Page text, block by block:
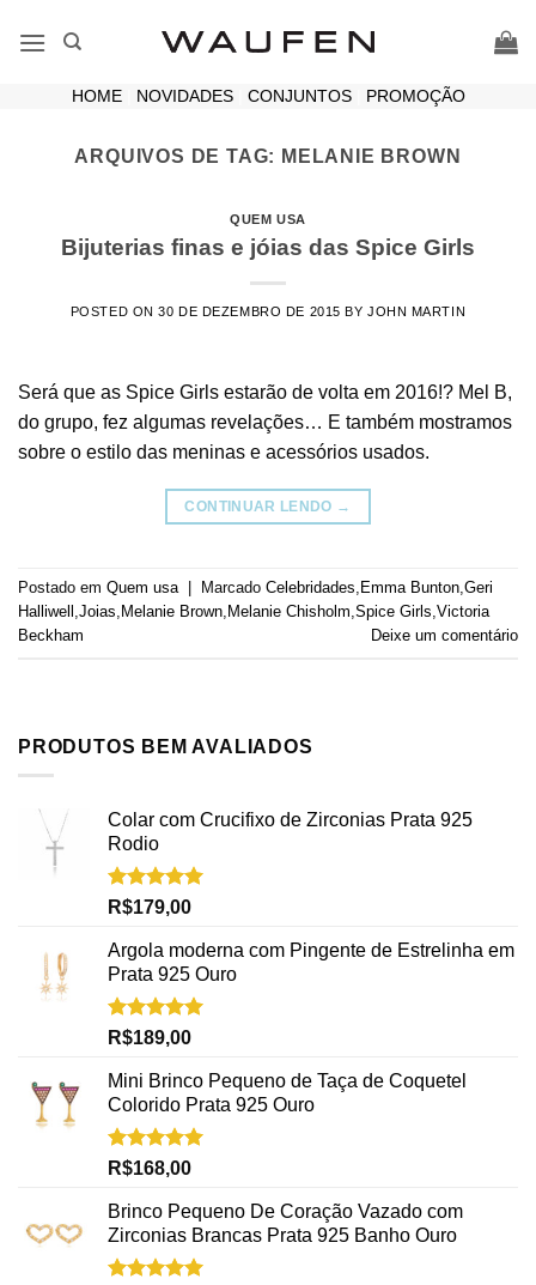
HOME| NOVIDADES| CONJUNTOS| PROMOÇÃO
ARQUIVOS DE TAG: MELANIE BROWN
QUEM USA
Bijuterias finas e jóias das Spice Girls
POSTED ON30 DE DEZEMBRO DE 2015 BY JOHN MARTIN
Será que as Spice Girls estarão de volta em 2016!? Mel B,
do grupo, fez algumas revelações… E também mostramos
sobre o estilo das meninas e acessórios usados.
CONTINUAR LENDO →
Postado em Quem usa Marcado Celebridades Emma Bunton Geri
Halliwell
Joias Melanie Brown Melanie Chisholm Spice Girls Victoria
Beckham
Deixe um comentário
PRODUTOS BEM AVALIADOS
Colar com Crucifixo de Zirconias Prata 925
Rodio
Avaliação
R$179,00
Argola moderna com Pingente de Estrelinha em
Prata 925 Ouro
Avaliação
R$189,00
Mini Brinco Pequeno de Taça de Coquetel
Colorido Prata 925 Ouro
Avaliação
R$168,00
Brinco Pequeno De Coração Vazado com
Zirconias Brancas Prata 925 Banho Ouro